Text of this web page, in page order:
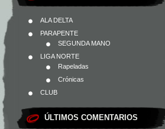
ALA DELTA
PARAPENTE
SEGUNDA MANO
LIGA NORTE
Rapeladas
Crónicas
CLUB
ÚLTIMOS COMENTARIOS